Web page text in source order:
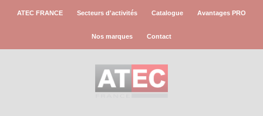
ATEC FRANCE Secteurs d'activités Catalogue Avantages PRO
Nos marques Contact